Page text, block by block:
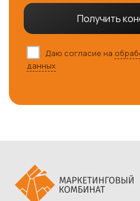
Получить
Даю согласие на
данных